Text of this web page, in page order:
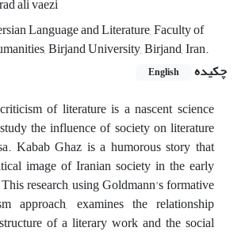
Language and Literature, Faculty of
Birjand University, Birjand, Iran.
چکیده
English
of literature is a nascent science
the influence of society on literature
Kabab Ghaz is a humorous story that
image of Iranian society in the early
research, using Goldmann's formative
approach, examines the relationship
of a literary work and the social